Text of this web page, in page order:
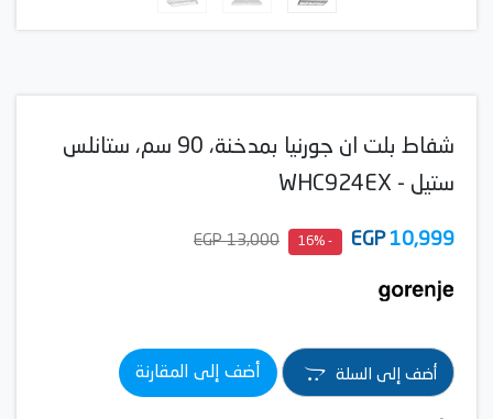
شفاط بلت ان جورنيا بمدخنة، 90 سم، ستانلس
ستيل - WHC924EX
10,999
EGP
- 16%
13,000 EGP
أضف إلى السلة أضف إلى المقارنة